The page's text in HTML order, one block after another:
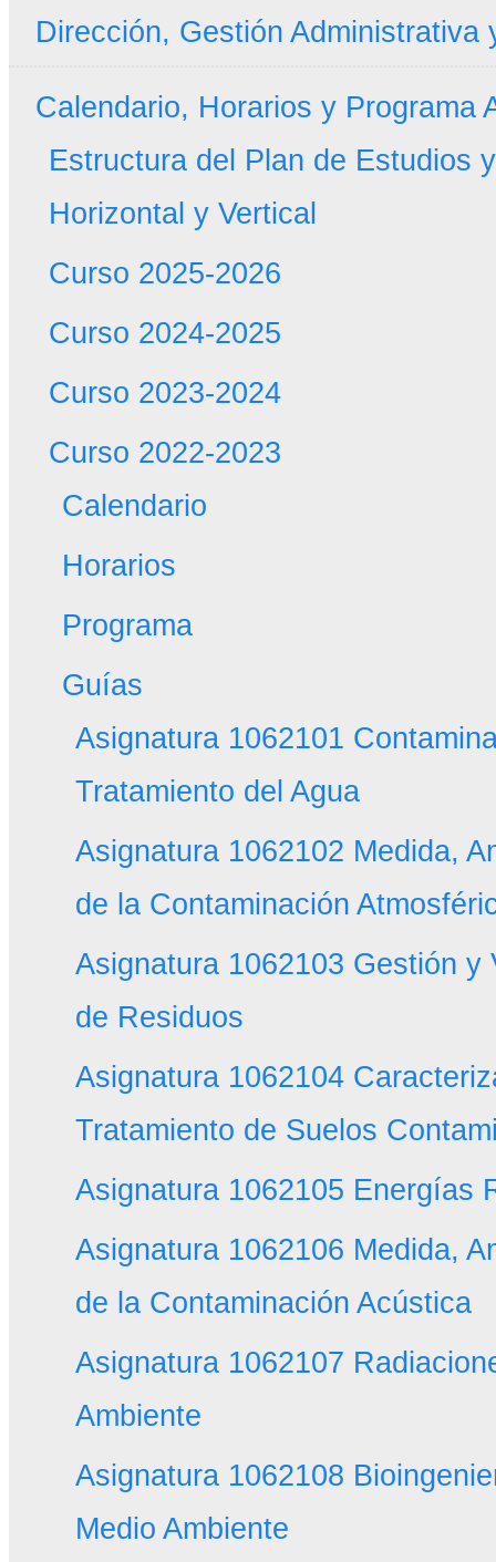
Dirección, Gestión Administrativa
Calendario, Horarios y Programa
Estructura del Plan de Estudios
Horizontal y Vertical
Curso 2025-2026
Curso 2024-2025
Curso 2023-2024
Curso 2022-2023
Calendario
Horarios
Programa
Guías
Asignatura 1062101
Tratamiento del Agua
Asignatura 1062102 Medida,
de la Contaminación
Asignatura 1062103 Gestión y
de Residuos
Asignatura 1062104
Tratamiento de Suelos
Asignatura 1062105 Energías
Asignatura 1062106 Medida,
de la Contaminación Acústica
Asignatura 1062107
Ambiente
Asignatura 1062108
Medio Ambiente